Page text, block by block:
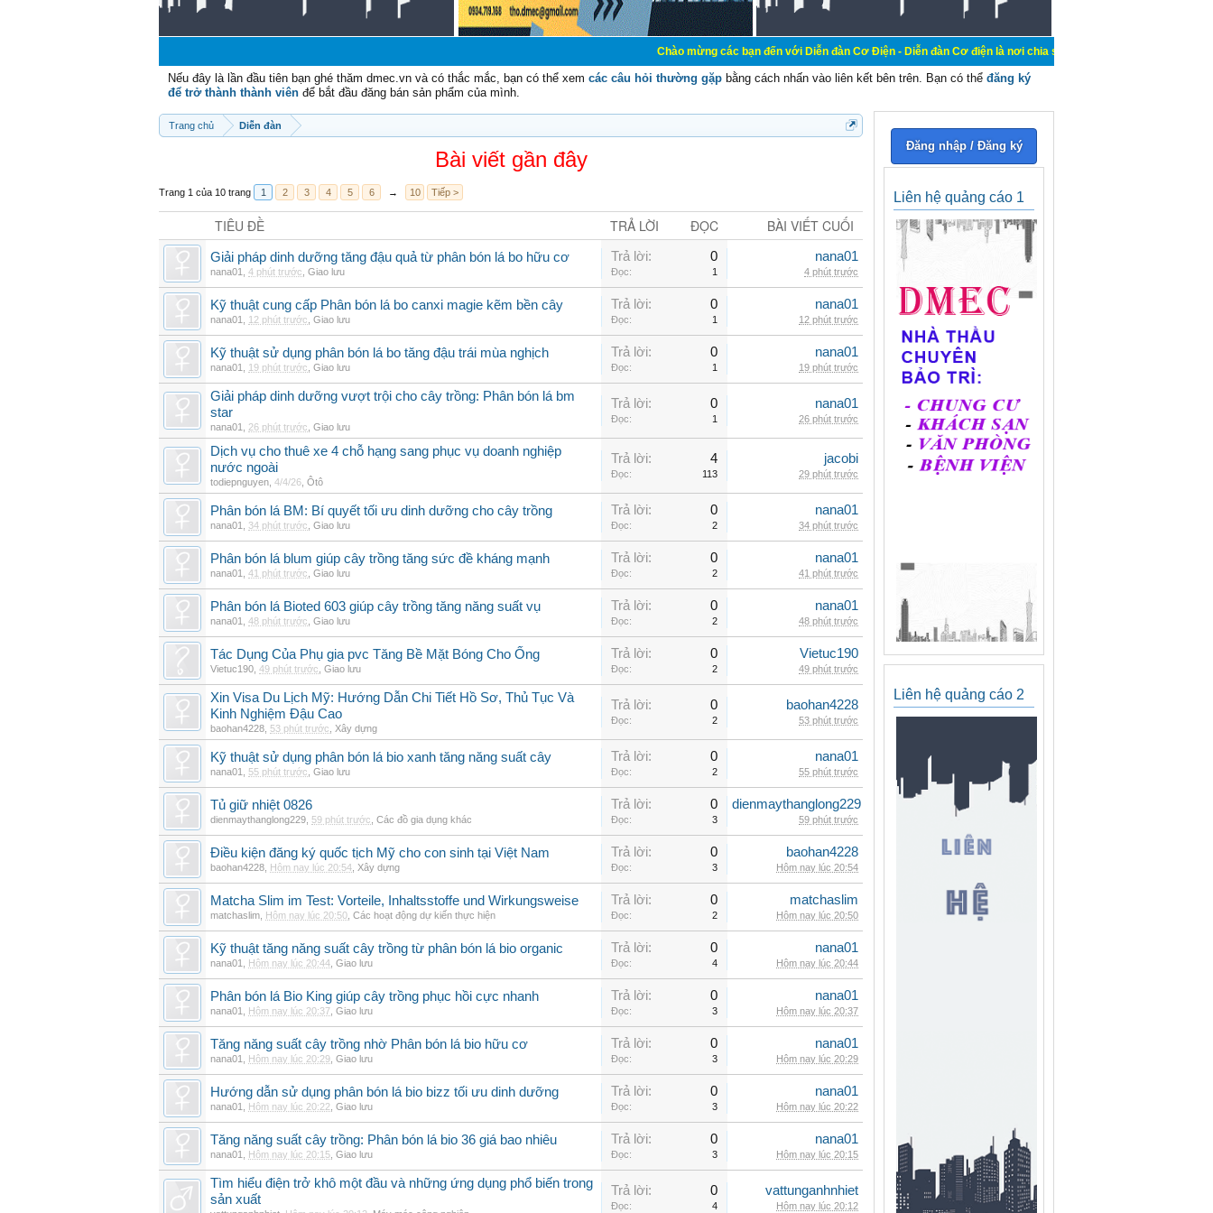
Chào mừng các bạn đến với Diễn đàn Cơ Điện - Diễn đàn Cơ điện là nơi chia sẽ kiến thức kinh nghiệm trong lãnh vực
Nếu đây là lần đầu tiên bạn ghé thăm dmec.vn và có thắc mắc, bạn có thể xem các câu hỏi thường gặp bằng cách nhấn vào liên kết bên trên. Bạn có thể đăng ký
để trở thành thành viên để bắt đầu đăng bán sản phẩm của mình.
Trang chủ Diễn đàn
Bài viết gần đây
Trang 1 của 10 trang 1 2 3 4 5 6 → 10 Tiếp >
TIÊU ĐỀ TRẢ LỜI ĐỌC BÀI VIẾT CUỐI
Giải pháp dinh dưỡng tăng đậu quả từ phân bón lá bo hữu cơ
nana01 4 phút trước Giao lưu
Trả lời: 0
Đọc: 1
nana01
4 phút trước
Kỹ thuật cung cấp Phân bón lá bo canxi magie kẽm bền cây
nana01 12 phút trước Giao lưu
Trả lời: 0
Đọc: 1
nana01
12 phút trước
Kỹ thuật sử dụng phân bón lá bo tăng đậu trái mùa nghịch
nana01 19 phút trước Giao lưu
Trả lời: 0
Đọc: 1
nana01
19 phút trước
Giải pháp dinh dưỡng vượt trội cho cây trồng: Phân bón lá bm
star
nana01 26 phút trước Giao lưu
Trả lời: 0
Đọc: 1
nana01
26 phút trước
Dịch vụ cho thuê xe 4 chỗ hạng sang phục vụ doanh nghiệp
nước ngoài
todiepnguyen 4/4/26 Ôtô
Trả lời: 4
Đọc: 113
jacobi
29 phút trước
Phân bón lá BM: Bí quyết tối ưu dinh dưỡng cho cây trồng
nana01 34 phút trước Giao lưu
Trả lời: 0
Đọc: 2
nana01
34 phút trước
Phân bón lá blum giúp cây trồng tăng sức đề kháng mạnh
nana01 41 phút trước Giao lưu
Trả lời: 0
Đọc: 2
nana01
41 phút trước
Phân bón lá Bioted 603 giúp cây trồng tăng năng suất vụ
nana01 48 phút trước Giao lưu
Trả lời: 0
Đọc: 2
nana01
48 phút trước
Tác Dụng Của Phụ gia pvc Tăng Bề Mặt Bóng Cho Ống
Vietuc190 49 phút trước Giao lưu
Trả lời: 0
Đọc: 2
Vietuc190
49 phút trước
Xin Visa Du Lịch Mỹ: Hướng Dẫn Chi Tiết Hồ Sơ, Thủ Tục Và
Kinh Nghiệm Đậu Cao
baohan4228 53 phút trước Xây dựng
Trả lời: 0
Đọc: 2
baohan4228
53 phút trước
Kỹ thuật sử dụng phân bón lá bio xanh tăng năng suất cây
nana01 55 phút trước Giao lưu
Trả lời: 0
Đọc: 2
nana01
55 phút trước
Tủ giữ nhiệt 0826
dienmaythanglong229 59 phút trước Các đồ gia dụng khác
Trả lời: 0
Đọc: 3
dienmaythanglong229
59 phút trước
Điều kiện đăng ký quốc tịch Mỹ cho con sinh tại Việt Nam
baohan4228 Hôm nay lúc 20:54 Xây dựng
Trả lời: 0
Đọc: 3
baohan4228
Hôm nay lúc 20:54
Matcha Slim im Test: Vorteile, Inhaltsstoffe und Wirkungsweise
matchaslim Hôm nay lúc 20:50 Các hoạt động dự kiến thực hiện
Trả lời: 0
Đọc: 2
matchaslim
Hôm nay lúc 20:50
Kỹ thuật tăng năng suất cây trồng từ phân bón lá bio organic
nana01 Hôm nay lúc 20:44 Giao lưu
Trả lời: 0
Đọc: 4
nana01
Hôm nay lúc 20:44
Phân bón lá Bio King giúp cây trồng phục hồi cực nhanh
nana01 Hôm nay lúc 20:37 Giao lưu
Trả lời: 0
Đọc: 3
nana01
Hôm nay lúc 20:37
Tăng năng suất cây trồng nhờ Phân bón lá bio hữu cơ
nana01 Hôm nay lúc 20:29 Giao lưu
Trả lời: 0
Đọc: 3
nana01
Hôm nay lúc 20:29
Hướng dẫn sử dụng phân bón lá bio bizz tối ưu dinh dưỡng
nana01 Hôm nay lúc 20:22 Giao lưu
Trả lời: 0
Đọc: 3
nana01
Hôm nay lúc 20:22
Tăng năng suất cây trồng: Phân bón lá bio 36 giá bao nhiêu
nana01 Hôm nay lúc 20:15 Giao lưu
Trả lời: 0
Đọc: 3
nana01
Hôm nay lúc 20:15
Tìm hiểu điện trở khô một đầu và những ứng dụng phổ biến trong
sản xuất
Trả lời: 0
Đọc: 4
vattunganhnhiet
Hôm nay lúc 20:12
Đăng nhập / Đăng ký
Liên hệ quảng cáo 1
Liên hệ quảng cáo 2